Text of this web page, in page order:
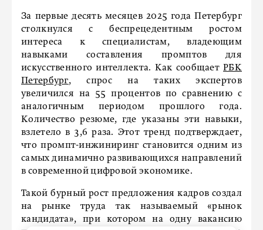
За первые десять месяцев 2025 года Петербург
столкнулся с беспрецедентным ростом
интереса к специалистам, владеющим
навыками составления промптов для
искусственного интеллекта. Как сообщаетРБК
Петербург, спрос на таких экспертов
увеличился на 55 процентов по сравнению с
аналогичным периодом прошлого года.
Количество резюме, где указаны эти навыки,
взлетело в 3,6 раза. Этот тренд подтверждает,
что промпт-инжиниринг становится одним из
самых динамично развивающихся направлений
в современной цифровой экономике.
Такой бурный рост предложения кадров создал
на рынке труда так называемый «рынок
кандидата», при котором на одну вакансию